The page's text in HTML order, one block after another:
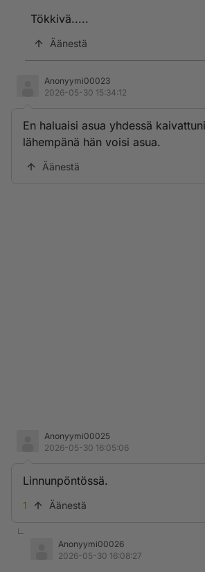
Tökkivä.....
Äänestä
Anonyymi00023
2026-05-30 15:34:12
En haluaisi asua yhdessä
lähempänä hän voisi asua.
Äänestä
Anonyymi00025
2026-05-30 16:05:06
Linnunpöntössä.
1 Äänestä
Anonyymi00026
2026-05-30 16:08:27